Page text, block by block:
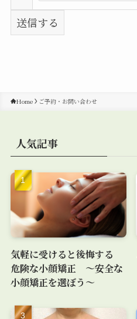
Home ご予約・お問い合わせ
人気記事
気軽に受けると後悔する
危険な小顔矯正 〜安全な
小顔矯正を選ぼう〜